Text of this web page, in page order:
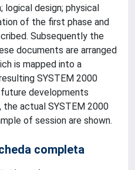
logical design; physical
of the first phase and
Subsequently the
documents are arranged
is mapped into a
SYSTEM 2000
developments
the actual SYSTEM 2000
of session are shown.
completa